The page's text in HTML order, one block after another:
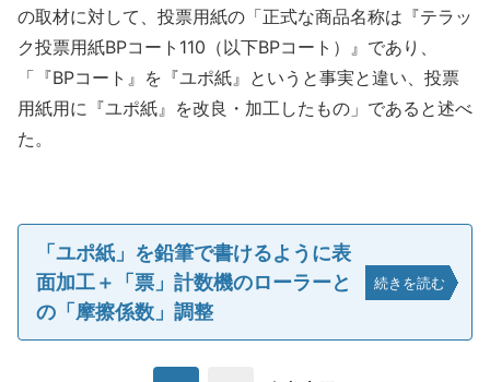
の取材に対して、投票用紙の「正式な商品名称は『テラッ
ク投票用紙BPコート110（以下BPコート）』であり、
「『BPコート』を『ユポ紙』というと事実と違い、投票
用紙用に『ユポ紙』を改良・加工したもの」であると述べ
た。
「ユポ紙」を鉛筆で書けるように表
面加工＋「票」計数機のローラーと
の「摩擦係数」調整
続きを読む